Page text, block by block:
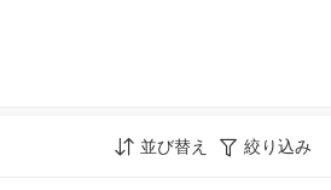
並び替え 絞り込み